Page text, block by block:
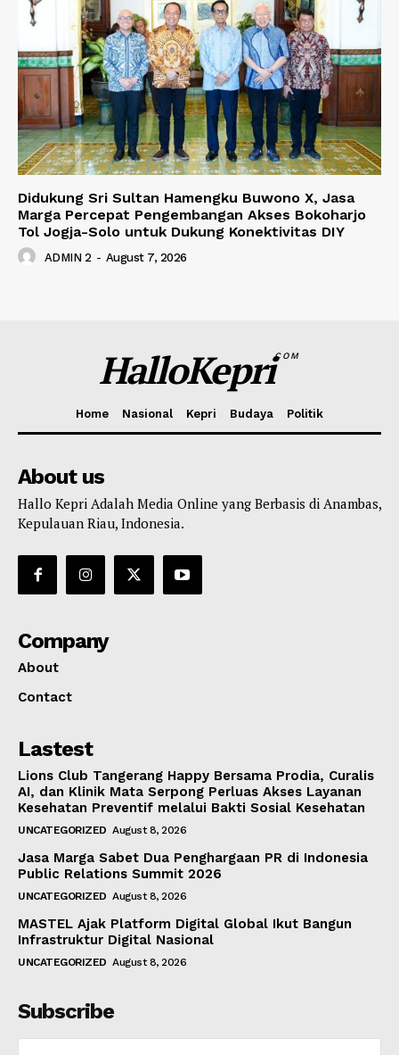
Didukung Sri Sultan Hamengku Buwono X, Jasa
Marga Percepat Pengembangan Akses Bokoharjo
Tol Jogja-Solo untuk Dukung Konektivitas DIY
ADMIN 2 - August 7, 2026
HalloKepriCOM
Home Nasional Kepri Budaya Politik
About us
Hallo Kepri Adalah Media Online yang Berbasis di Anambas,
Kepulauan Riau, Indonesia.
Company
About
Contact
Lastest
Lions Club Tangerang Happy Bersama Prodia, Curalis
AI, dan Klinik Mata Serpong Perluas Akses Layanan
Kesehatan Preventif melalui Bakti Sosial Kesehatan
UNCATEGORIZED August 8, 2026
Jasa Marga Sabet Dua Penghargaan PR di Indonesia
Public Relations Summit 2026
UNCATEGORIZED August 8, 2026
MASTEL Ajak Platform Digital Global Ikut Bangun
Infrastruktur Digital Nasional
UNCATEGORIZED August 8, 2026
Subscribe